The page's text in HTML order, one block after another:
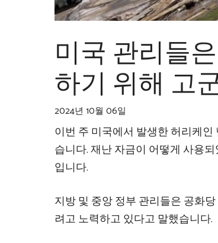
미국 관리들
하기 위해 고
2024년 10월 06일
이번 주 미국에서 발생한 허리케인
습니다. 재난 자금이 어떻게 사용
입니다.
지방 및 중앙 정부 관리들은 공화
려고 노력하고 있다고 말했습니다.